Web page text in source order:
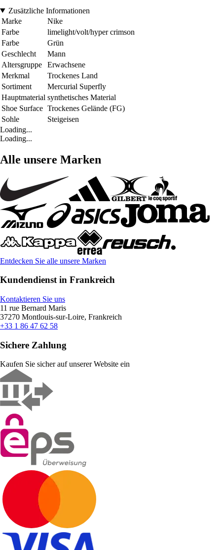
Zusätzliche Informationen
Marke
Nike
Farbe
limelight/volt/hyper crimson
Farbe
Grün
Geschlecht
Mann
Altersgruppe
Erwachsene
Merkmal
Trockenes Land
Sortiment
Mercurial Superfly
Hauptmaterial synthetisches Material
Shoe Surface Trockenes Gelände (FG)
Sohle
Steigeisen
Loading...
Loading...
Alle unsere Marken
Entdecken Sie alle unsere Marken
Kundendienst in Frankreich
Kontaktieren Sie uns
11 rue Bernard Maris
37270 Montlouis-sur-Loire, Frankreich
+33 1 86 47 62 58
Sichere Zahlung
Kaufen Sie sicher auf unserer Website ein